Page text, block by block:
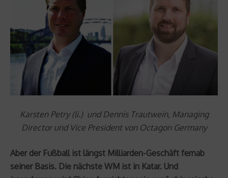
Karsten Petry (li.) und Dennis Trautwein, Managing
Director und Vice President von Octagon Germany
Aber der Fußball ist längst Milliarden-Geschäft fernab
seiner Basis. Die nächste WM ist in Katar. Und